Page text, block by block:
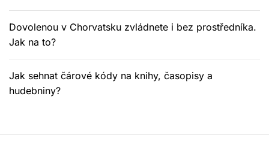
Dovolenou v Chorvatsku zvládnete i bez prostředníka.
Jak na to?
Jak sehnat čárové kódy na knihy, časopisy a
hudebniny?